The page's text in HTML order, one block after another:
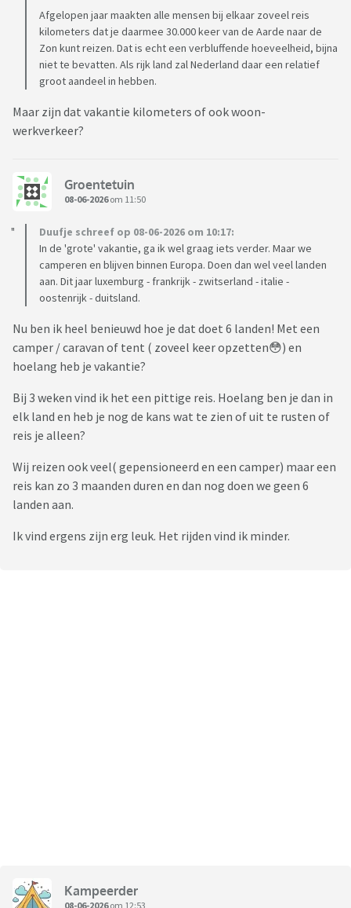
Afgelopen jaar maakten alle mensen bij elkaar zoveel reis
kilometers dat je daarmee 30.000 keer van de Aarde naar de
Zon kunt reizen. Dat is echt een verbluffende hoeveelheid, bijna
niet te bevatten. Als rijk land zal Nederland daar een relatief
groot aandeel in hebben.
Maar zijn dat vakantie kilometers of ook woon-
werkverkeer?
Groentetuin
08-06-2026om 11:50
Duufje schreef op 08-06-2026 om 10:17:
In de 'grote' vakantie, ga ik wel graag iets verder. Maar we
camperen en blijven binnen Europa. Doen dan wel veel landen
aan. Dit jaar luxemburg - frankrijk - zwitserland - italie -
oostenrijk - duitsland.
Nu ben ik heel benieuwd hoe je dat doet 6 landen! Met een
camper / caravan of tent ( zoveel keer opzetten😳) en
hoelang heb je vakantie?
Bij 3 weken vind ik het een pittige reis. Hoelang ben je dan in
elk land en heb je nog de kans wat te zien of uit te rusten of
reis je alleen?
Wij reizen ook veel( gepensioneerd en een camper) maar een
reis kan zo 3 maanden duren en dan nog doen we geen 6
landen aan.
Ik vind ergens zijn erg leuk. Het rijden vind ik minder.
Kampeerder
08-06-2026om 12:53